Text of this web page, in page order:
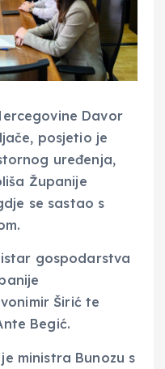
Davor
posjetio je
uređenja,
Županije
se sastao s
gospodarstva
Širić te
Begić.
ministra Bunozu s